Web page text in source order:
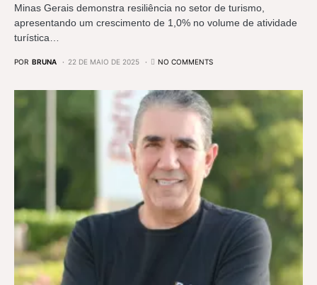
Minas Gerais demonstra resiliência no setor de turismo,
apresentando um crescimento de 1,0% no volume de atividade
turística…
POR BRUNA 22 DE MAIO DE 2025 NO COMMENTS